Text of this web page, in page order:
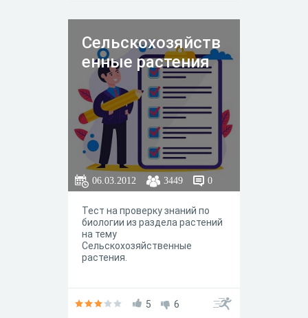
Сельскохозяйств
енные растения
06.03.2012 3449 0
Тест на проверку знаний по
биологии из раздела растений
на тему
Сельскохозяйственные
растения.
5 6